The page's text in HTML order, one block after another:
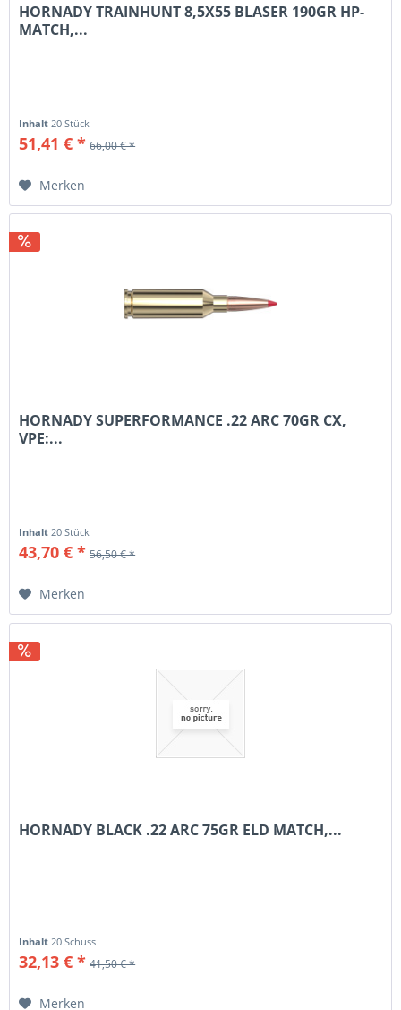
HORNADY TRAINHUNT 8,5X55 BLASER 190GR HP-
MATCH,...
Inhalt 20 Stück
51,41 € * 66,00 € *
Merken
HORNADY SUPERFORMANCE .22 ARC 70GR CX,
VPE:...
Inhalt20 Stück
43,70 € * 56,50 € *
Merken
HORNADY BLACK .22 ARC 75GR ELD MATCH,...
Inhalt20 Schuss
32,13 € * 41,50 € *
Merken